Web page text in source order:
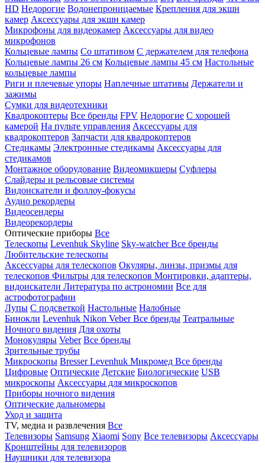
HD Недорогие Водонепроницаемые Крепления для экшн
камер Аксессуары для экшн камер
Микрофоны для видеокамер Аксессуары для видео
микрофонов
Кольцевые лампы Со штативом C держателем для телефона
Кольцевые лампы 26 см Кольцевые лампы 45 см Настольные
кольцевые лампы
Риги и плечевые упоры Наплечные штативы Держатели и
зажимы
Сумки для видеотехники
Квадрокоптеры Все бренды FPV Недорогие С хорошей
камерой На пульте управления Аксессуары для
квадрокоптеров Запчасти для квадрокоптеров
Стедикамы Электронные стедикамы Аксессуары для
стедикамов
Монтажное оборудование Видеомикшеры Суфлеры
Слайдеры и рельсовые системы
Видоискатели и фоллоу-фокусы
Аудио рекордеры
Видеосендеры
Видеорекордеры
Оптические приборы Все
Телескопы Levenhuk Skyline Sky-watcherВсе бренды
Любительские телескопы
Аксессуары для телескопов Окуляры, линзы, призмы для
телескопов Фильтры для телескопов Монтировки, адаптеры,
видоискатели Литература по астрономии Все для
астрофотографии
Лупы С подсветкой Настольные Налобные
Бинокли Levenhuk Nikon VeberВсе бренды Театральные
Ночного видения Для охоты
Монокуляры Veber Все бренды
Зрительные трубы
Микроскопы BresserLevenhuk Микромед Все бренды
Цифровые Оптические Детские Биологические USB
микроскопы Аксессуары для микроскопов
Приборы ночного видения
Оптические дальномеры
Уход и защита
TV, медиа и развлечения Все
Телевизоры Samsung Xiaomi Sony Все телевизоры Аксессуары
Кронштейны для телевизоров
Наушники для телевизора